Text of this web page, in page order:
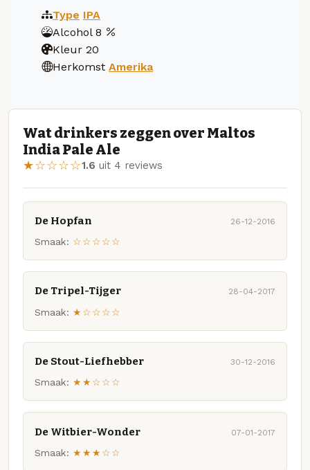
Type IPA
Alcohol 8
Kleur 20
Herkomst Amerika
Wat drinkers zeggen over Maltos
India Pale Ale
★☆☆☆☆1.6 uit 4 reviews
De Hopfan 26-12-2016
Smaak: ☆☆☆☆☆
De Tripel-Tijger 28-04-2017
Smaak: ★☆☆☆☆
De Stout-Liefhebber 30-12-2016
Smaak: ★★☆☆☆
De Witbier-Wonder 07-01-2017
Smaak: ★★★☆☆